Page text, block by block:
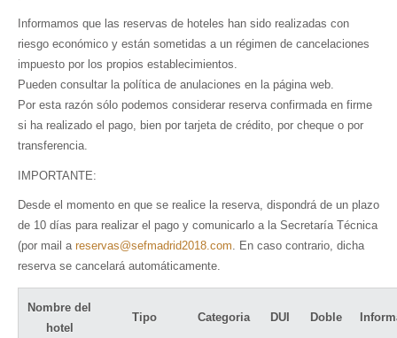
Informamos que las reservas de hoteles han sido realizadas con
riesgo económico y están sometidas a un régimen de cancelaciones
impuesto por los propios establecimientos.
Pueden consultar la política de anulaciones en la página web.
Por esta razón sólo podemos considerar reserva confirmada en firme
si ha realizado el pago, bien por tarjeta de crédito, por cheque o por
transferencia.
IMPORTANTE:
Desde el momento en que se realice la reserva, dispondrá de un plazo
de 10 días para realizar el pago y comunicarlo a la Secretaría Técnica
(por mail a reservas@sefmadrid2018.com. En caso contrario, dicha
reserva se cancelará automáticamente.
Nombre del
hotel
Tipo Categoria DUI Doble